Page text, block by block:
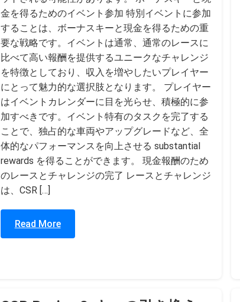
金を得るためのイベント参加 特別イベントに参加
することは、ボーナスキーと現金を得るための重
要な戦略です。イベントは通常、通常のレースに
比べて高い報酬を提供するユニークなチャレンジ
を特徴としており、収入を増やしたいプレイヤー
にとって魅力的な選択肢となります。 プレイヤー
はイベントカレンダーに目を光らせ、積極的に参
加すべきです。イベント特有のタスクを完了する
ことで、独占的な車両やアップグレードなど、全
体的なパフォーマンスを向上させる substantial
rewards を得ることができます。 現金報酬のため
のレースとチャレンジの完了 レースとチャレンジ
は、CSR […]
Read More